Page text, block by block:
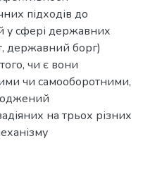
підходів до
у сфері державних
державний борг)
чи є вони
чи самооборотними,
на трьох різних